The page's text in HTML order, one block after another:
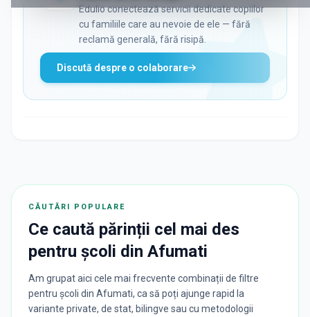
Edulio conectează servicii dedicate copiilor
cu familiile care au nevoie de ele — fără
reclamă generală, fără risipă.
Discută despre o colaborare
CĂUTĂRI POPULARE
Ce caută părinții cel mai des
pentru școli din Afumati
Am grupat aici cele mai frecvente combinații de filtre
pentru școli din Afumati, ca să poți ajunge rapid la
variante private, de stat, bilingve sau cu metodologii